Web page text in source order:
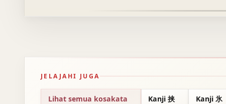
JELAJAHI JUGA
Lihat semua kosakata Kanji 挟 Kanji 氷